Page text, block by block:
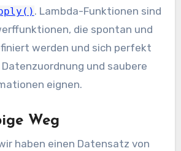
. Lambda-Funktionen sind
die spontan und
werden und sich perfekt
und saubere
eignen.
Weg
haben einen Datensatz von